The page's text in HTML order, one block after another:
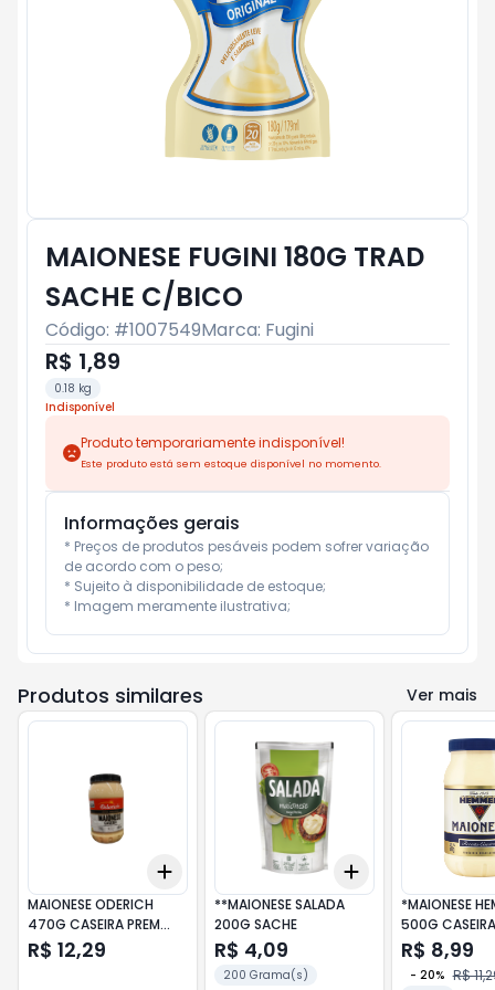
MAIONESE FUGINI 180G TRAD
SACHE C/BICO
Código: #1007549Marca: Fugini
R$ 1,89
0.18 kg
Indisponível
Produto temporariamente indisponível!
Este produto está sem estoque disponível no momento.
Informações gerais
* Preços de produtos pesáveis podem sofrer variação
de acordo com o peso;
* Sujeito à disponibilidade de estoque;
* Imagem meramente ilustrativa;
Produtos similares Ver mais
+10
Add
MAIONESE ODERICH
470G CASEIRA PREM
POTE
R$ 12,29
+10
Add
**MAIONESE SALADA
200G SACHE
R$ 4,09
200 Grama(s)
*MAIONESE
500G CASEIRA
R$ 8,99
- 20% R$